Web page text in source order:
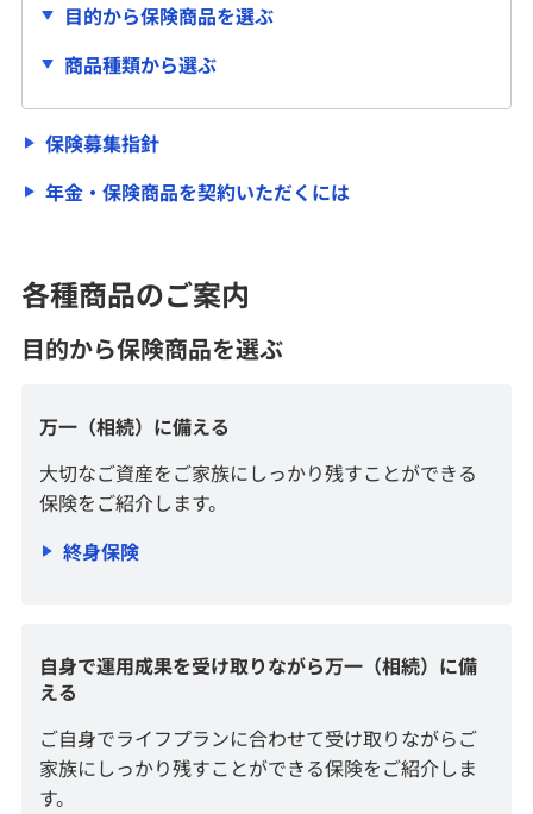
NISA
保険・年金保険
終身保険
介護・認知症保険
特定疾病保険
年金保険
保険募集指針
年金・保険商品を契約いただくには
新規公開株式（IPO）
公募・売出株式（PO）
国内株式
目的から保険商品を選ぶ
商品種類から選ぶ
保険募集指針
年金・保険商品を契約いただくには
各種商品のご案内
目的から保険商品を選ぶ
万一（相続）に備える
大切なご資産をご家族にしっかり残すことができる
保険をご紹介します。
終身保険
自身で運用成果を受け取りながら万一（相続）に備
える
ご自身でライフプランに合わせて受け取りながらご
家族にしっかり残すことができる保険をご紹介しま
す。